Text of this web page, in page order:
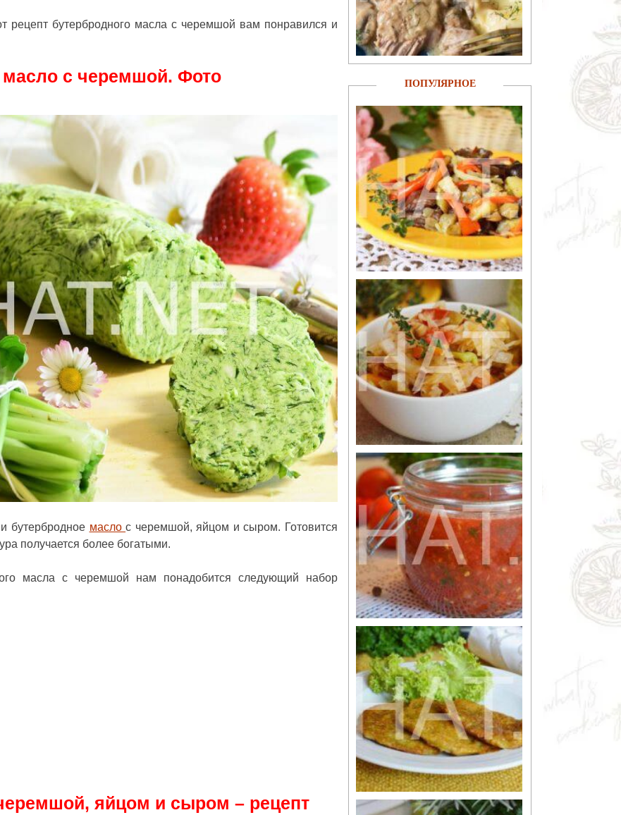
рецепт бутербродного масла с черемшой вам понравился и
масло с черемшой. Фото
бутербродное маслос черемшой, яйцом и сыром. Готовится
получается более богатыми.
масла с черемшой нам понадобится следующий набор
яйцом и сыром – рецепт
ПОПУЛЯРНОЕ